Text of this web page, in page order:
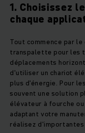
1. Choisissez
chaque
Tout commence par
transpalette pour les
déplacements
d'utiliser un chariot
plus d'énergie. Pour
souvent une solution
élévateur à fourche
adaptant votre
réalisez